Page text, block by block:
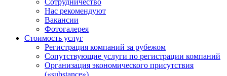
Сотрудничество
Нас рекомендуют
Вакансии
Фотогалерея
Стоимость услуг
Регистрация компаний за рубежом
Сопутствующие услуги по регистрации компаний
Организация экономического присутствия
(«substance»)